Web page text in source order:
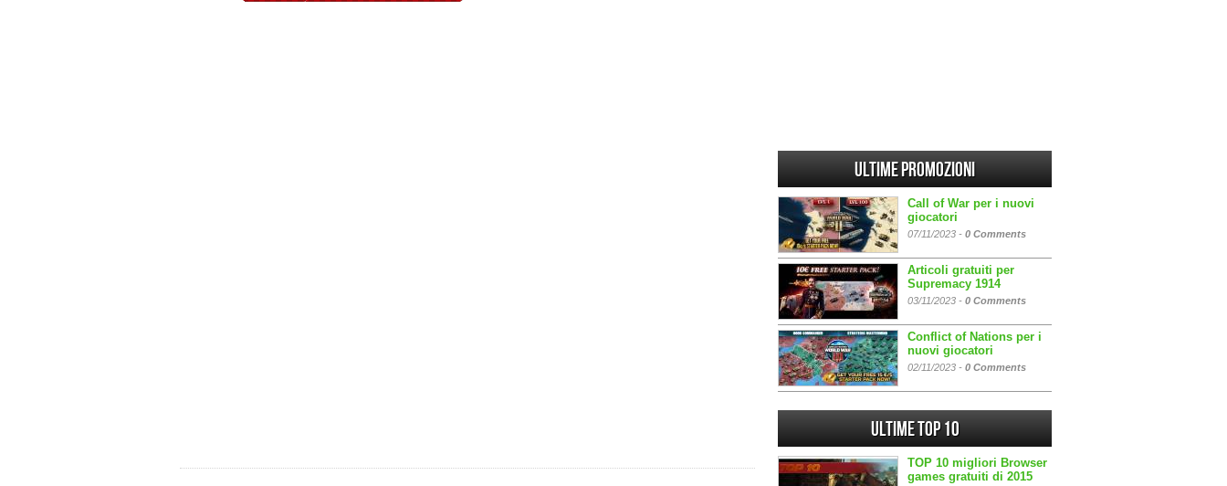
Ultime promozioni
Call of War per i nuovi
giocatori
07/11/2023 - 0 Comments
Articoli gratuiti per
Supremacy 1914
03/11/2023 - 0 Comments
Conflict of Nations per i
nuovi giocatori
02/11/2023 - 0 Comments
Ultime Top 10
TOP 10 migliori Browser
games gratuiti di 2015